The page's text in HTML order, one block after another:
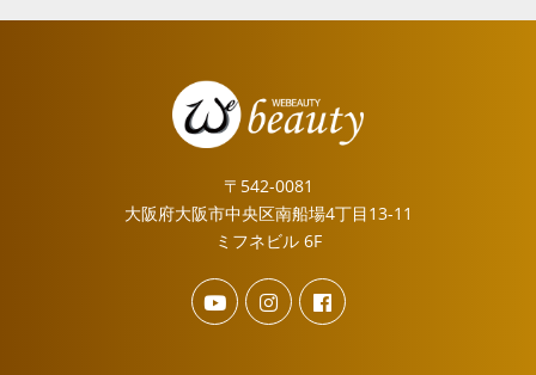
〒542-0081
大阪府大阪市中央区南船場4丁目13-11
ミフネビル 6F